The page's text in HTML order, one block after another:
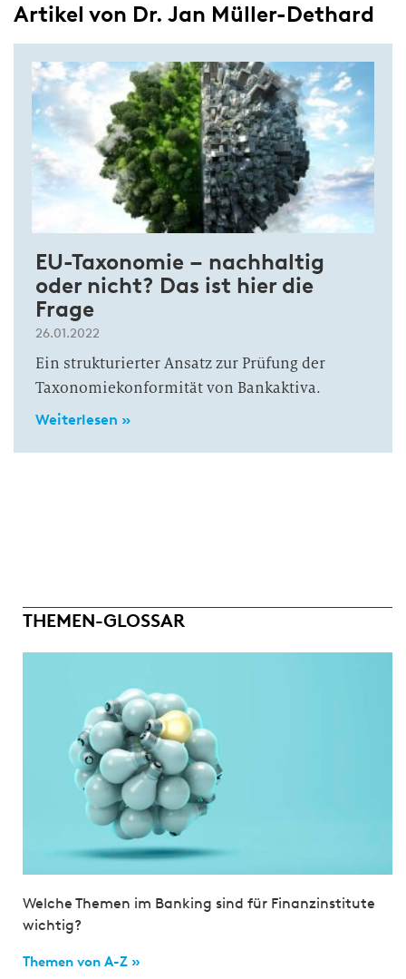
Artikel von Dr. Jan Müller-Dethard
EU-Taxonomie – nachhaltig
oder nicht? Das ist hier die
Frage
26.01.2022
Ein strukturierter Ansatz zur Prüfung der
Taxonomiekonformität von Bankaktiva.
Weiterlesen »
THEMEN-GLOSSAR
Welche Themen im Banking sind für Finanzinstitute
wichtig?
Themen von A-Z »